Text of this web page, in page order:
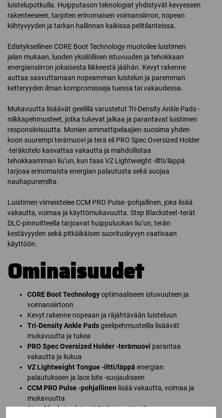
luistelupotkulla. Huipputason teknologiat yhdistyvät kevyeseen
rakenteeseen, tarjoten erinomaisen voimansiirron, nopean
kiihtyvyyden ja tarkan hallinnan kaikissa pelitilanteissa.
Edistyksellinen CORE Boot Technology muotoilee luistimen
jalan mukaan, luoden yksilöllisen istuvuuden ja tehokkaan
energiansiirron jokaisesta liikkeestä jäähän. Kevyt rakenne
auttaa saavuttamaan nopeamman luistelun ja paremman
ketteryyden ilman kompromisseja tuessa tai vakaudessa.
Mukavuutta lisäävät geelillä varustetut Tri-Density Ankle Pads -
nilkkapehmusteet, jotka tukevat jalkaa ja parantavat luistimen
responsiivisuutta. Monien ammattipelaajien suosima yhden
koon suurempi terämuovi ja terä eli PRO Spec Oversized Holder
-teräkotelo kasvattaa vakautta ja mahdollistaa
tehokkaamman liu’un, kun taas VZ Lightweight -iltti/läppä
tarjoaa erinomaista energian palautusta sekä suojaa
nauhapuremilta.
Luistimen viimeistelee CCM PRO Pulse -pohjallinen, joka lisää
vakautta, voimaa ja käyttömukavuutta. Step Blacksteel -terät
DLC-pinnoitteella tarjoavat huippuluokan liu’un, terän
kestävyyden sekä pitkäikäisen suorituskyvyn vaativaan
käyttöön.
Ominaisuudet
CORE Boot Technologyoptimaaliseen istuvuuteen ja
voimansiirtoon
Kevyt rakenne nopeaan ja räjähtävään luisteluun
Tri-Density Ankle Padsgeelipehmusteilla lisäävät
mukavuutta ja tukea
PRO Spec Oversized Holder -terämuovi parantaa
vakautta ja liukua
VZ Lightweight Tongue -iltti/läppä energian
palautukseen ja lace bite -suojaukseen
CCM PRO Pulse -pohjallinen lisää vakautta, voimaa ja
mukavuutta
Step Blacksteel -terätDLC-pinnoitteella parempaan